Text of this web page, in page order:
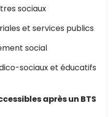
sociaux
et services publics
social
sociaux et éducatifs
après un BTS